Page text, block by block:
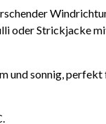
oder Strickjacke
und sonnig, perfekt